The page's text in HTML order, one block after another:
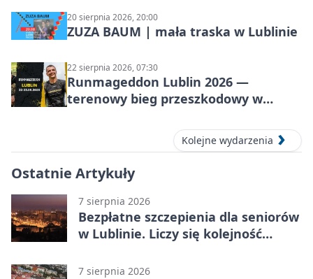
20 sierpnia 2026, 20:00
ZUZA BAUM | mała traska w Lublinie
22 sierpnia 2026, 07:30
Runmageddon Lublin 2026 —
terenowy bieg przeszkodowy w
Kolejne wydarzenia
Ostatnie Artykuły
7 sierpnia 2026
Bezpłatne szczepienia dla seniorów
w Lublinie. Liczy się kolejność
7 sierpnia 2026